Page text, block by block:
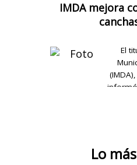
IMDA mejora
El
informó
Lo